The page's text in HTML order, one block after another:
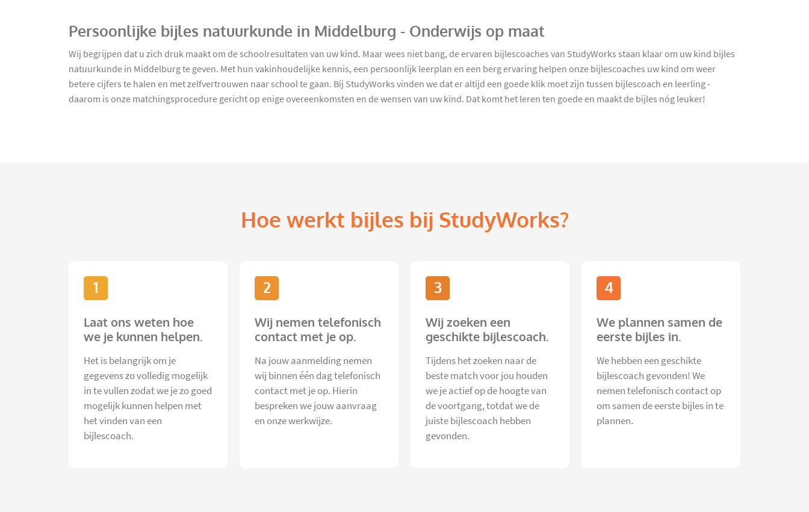
Persoonlijke bijles natuurkunde in Middelburg - Onderwijs op maat
Wij begrijpen dat u zich druk maakt om de schoolresultaten van uw kind. Maar wees niet bang, de ervaren bijlescoaches van StudyWorks staan klaar om uw kind bijles
natuurkunde in Middelburg te geven. Met hun vakinhoudelijke kennis, een persoonlijk leerplan en een berg ervaring helpen onze bijlescoaches uw kind om weer
betere cijfers te halen en met zelfvertrouwen naar school te gaan. Bij StudyWorks vinden we dat er altijd een goede klik moet zijn tussen bijlescoach en leerling -
daarom is onze matchingsprocedure gericht op enige overeenkomsten en de wensen van uw kind. Dat komt het leren ten goede en maakt de bijles nóg leuker!
Hoe werkt bijles bij StudyWorks?
1
Laat ons weten hoe
we je kunnen helpen.
Het is belangrijk om je
gegevens zo volledig mogelijk
in te vullen zodat we je zo goed
mogelijk kunnen helpen met
het vinden van een
bijlescoach.
2
Wij nemen telefonisch
contact met je op.
Na jouw aanmelding nemen
wij binnen één dag telefonisch
contact met je op. Hierin
bespreken we jouw aanvraag
en onze werkwijze.
3
Wij zoeken een
geschikte bijlescoach.
Tijdens het zoeken naar de
beste match voor jou houden
we je actief op de hoogte van
de voortgang, totdat we de
juiste bijlescoach hebben
gevonden.
4
We plannen samen de
eerste bijles in.
We hebben een geschikte
bijlescoach gevonden! We
nemen telefonisch contact op
om samen de eerste bijles in te
plannen.